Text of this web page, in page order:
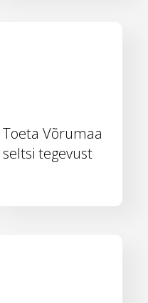
Toeta Võrumaa
seltsi tegevust